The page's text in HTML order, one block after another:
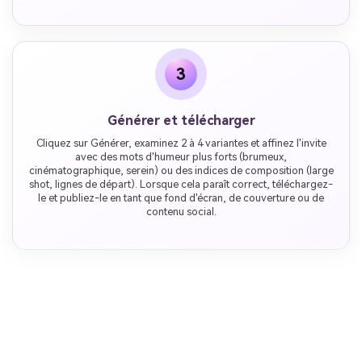
3
Générer et télécharger
Cliquez sur Générer, examinez 2 à 4 variantes et affinez l'invite
avec des mots d'humeur plus forts (brumeux,
cinématographique, serein) ou des indices de composition (large
shot, lignes de départ). Lorsque cela paraît correct, téléchargez-
le et publiez-le en tant que fond d'écran, de couverture ou de
contenu social.